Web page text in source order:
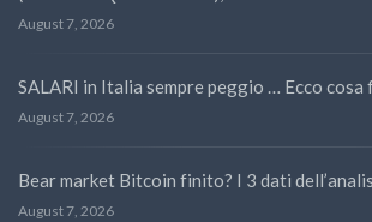
August 7, 2026
SALARI in Italia sempre peggio … Ecco cosa
August 7, 2026
Bear market Bitcoin finito? I 3 dati
August 7, 2026